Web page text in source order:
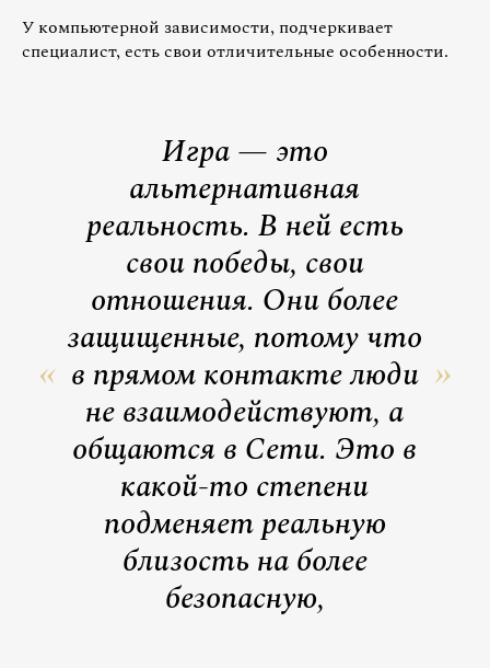
У компьютерной зависимости, подчеркивает
специалист, есть свои отличительные особенности.
Игра — это
альтернативная
реальность. В ней есть
свои победы, свои
отношения. Они более
защищенные, потому что
в прямом контакте люди
не взаимодействуют, а
общаются в Сети. Это в
какой-то степени
подменяет реальную
близость на более
безопасную,